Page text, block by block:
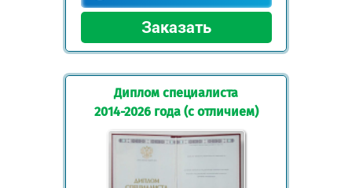
Диплом специалиста
2014-2026 года (с отличием)